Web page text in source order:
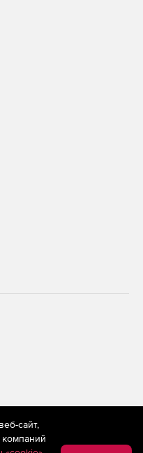
применяются
технологии
сайт,
компаний